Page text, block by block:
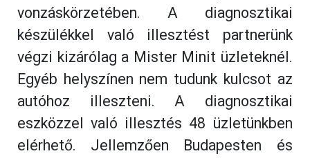
vonzáskörzetében. A diagnosztikai
készülékkel való illesztést partnerünk
végzi kizárólag a Mister Minit üzleteknél.
Egyéb helyszínen nem tudunk kulcsot az
autóhoz illeszteni. A diagnosztikai
eszközzel való illesztés 48 üzletünkben
elérhető. Jellemzően Budapesten és